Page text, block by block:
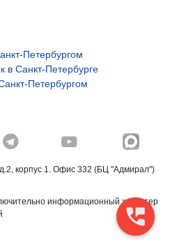
Петербургом
в Санкт-Петербурге
Петербургом
 
корпус 1. Офис 332 (БЦ "Адмирал")
информационный характер